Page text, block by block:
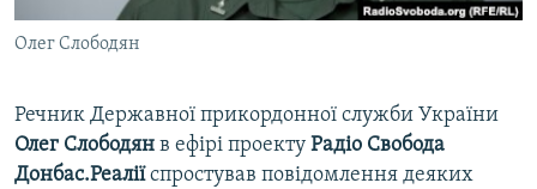
УКРАЇНСЬКА ПРОБЛЕМА КРИМУ
ІНФОГРАФІКА
ДОЛУЧАЙСЯ!
Усі сайти RFE/RL
Олег Слободян
Речник Державної прикордонної служби України
Олег Слободян в ефірі проекту Радіо Свобода
Донбас.Реаліїспростував повідомлення деяких